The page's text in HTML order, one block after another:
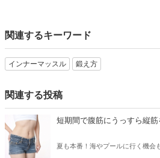
関連するキーワード
インナーマッスル 鍛え方
関連する投稿
短期間で腹筋にうっすら縦筋
夏も本番！海やプールに行く機会